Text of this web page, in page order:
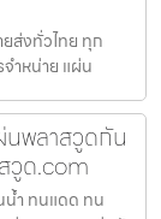
ส่งทั่วไทย ทุก
ำหน่าย แผ่น
นพลาสวูดกัน
วูด.com
น้ำ ทนแดด ทน